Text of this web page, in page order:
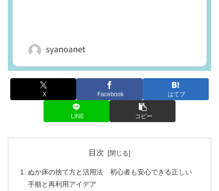
X Facebook はてブ
LINE コピー
目次
ぬか床の捨て方と活用法 初心者も安心できる正しい
手順と再利用アイデア